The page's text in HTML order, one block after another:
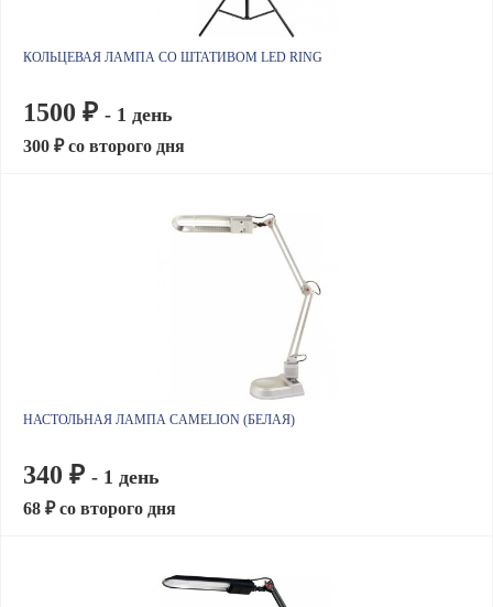
КОЛЬЦЕВАЯ ЛАМПА СО ШТАТИВОМ LED RING
1500 ₽ - 1 день
300 ₽ со второго дня
НАСТОЛЬНАЯ ЛАМПА CAMELION (БЕЛАЯ)
340 ₽ - 1 день
68 ₽ со второго дня